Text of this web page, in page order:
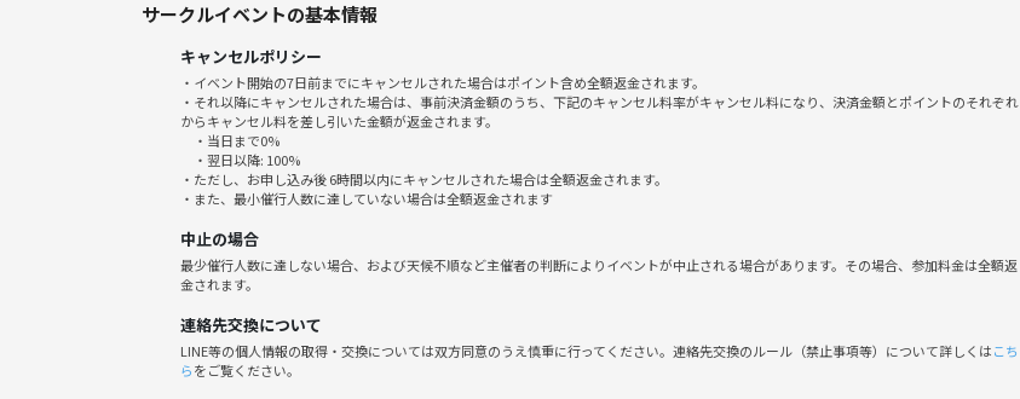
IT系エンジニア、事務職、営業職、コンサルタント、YouTuber、WEBデザイナー、経営者、保育士、英語教師、公
務員、セラピスト
など、これまで様々な業界・職種で200名以上の方にご参加いただいています！
何とこのカフェ会がきっかけで、自分で交流会を立ち上げた方もいます！
また参加者は20～50代まで幅広く外国籍の方も時々いらっしゃいますよ♪
参加したい理由はなんでもOKです！
・エネルギーをもらいたい
・カフェが好き
サークルイベントの基本情報
キャンセルポリシー
・イベント開始の7日前までにキャンセルされた場合はポイント含め全額返金されます。
・それ以降にキャンセルされた場合は、事前決済金額のうち、下記のキャンセル料率がキャンセル料になり、決済金額とポイントのそれぞれ
からキャンセル料を差し引いた金額が返金されます。
・当日まで0%
・翌日以降: 100%
・ただし、お申し込み後 6時間以内にキャンセルされた場合は全額返金されます。
・また、最小催行人数に達していない場合は全額返金されます
中止の場合
最少催行人数に達しない場合、および天候不順など主催者の判断によりイベントが中止される場合があります。その場合、参加料金は全額返
金されます。
連絡先交換について
LINE等の個人情報の取得・交換については双方同意のうえ慎重に行ってください。連絡先交換のルール（禁止事項等）について詳しくはこち
らをご覧ください。